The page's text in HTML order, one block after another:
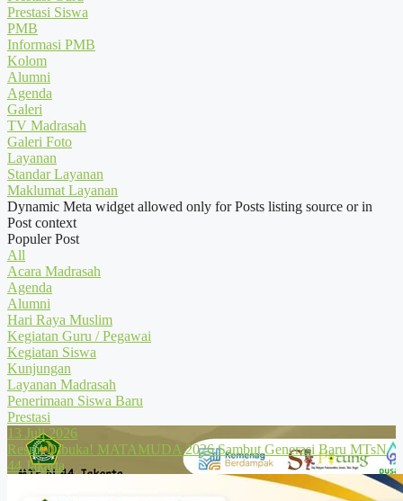
Prestasi Siswa
PMB
Informasi PMB
Kolom
Alumni
Agenda
Galeri
TV Madrasah
Galeri Foto
Layanan
Standar Layanan
Maklumat Layanan
Dynamic Meta widget allowed only for Posts listing source or in
Post context
Populer Post
All
Acara Madrasah
Agenda
Alumni
Hari Raya Muslim
Kegiatan Guru / Pegawai
Kegiatan Siswa
Kunjungan
Layanan Madrasah
Penerimaan Siswa Baru
Prestasi
13 Juli 2026
Resmi Dibuka! MATAMUDA 2026 Sambut Generasi Baru MTsN
44 Jakarta